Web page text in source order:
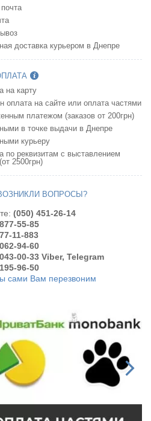
доставка курьером в Днепре
на карту
оплата на сайте или оплата частями
платежом (заказов от 200грн)
в точке выдачи в Днепре
курьеру
по реквизитам с выставлением
2500грн)
ВОПРОСЫ?
(050) 451-26-14
55-85
11-883
94-60
00-33 Viber, Telegram
96-50
сами Вам перезвоним